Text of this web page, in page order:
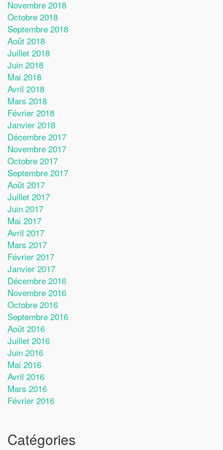
Novembre 2018
Octobre 2018
Septembre 2018
Août 2018
Juillet 2018
Juin 2018
Mai 2018
Avril 2018
Mars 2018
Février 2018
Janvier 2018
Décembre 2017
Novembre 2017
Octobre 2017
Septembre 2017
Août 2017
Juillet 2017
Juin 2017
Mai 2017
Avril 2017
Mars 2017
Février 2017
Janvier 2017
Décembre 2016
Novembre 2016
Octobre 2016
Septembre 2016
Août 2016
Juillet 2016
Juin 2016
Mai 2016
Avril 2016
Mars 2016
Février 2016
Catégories